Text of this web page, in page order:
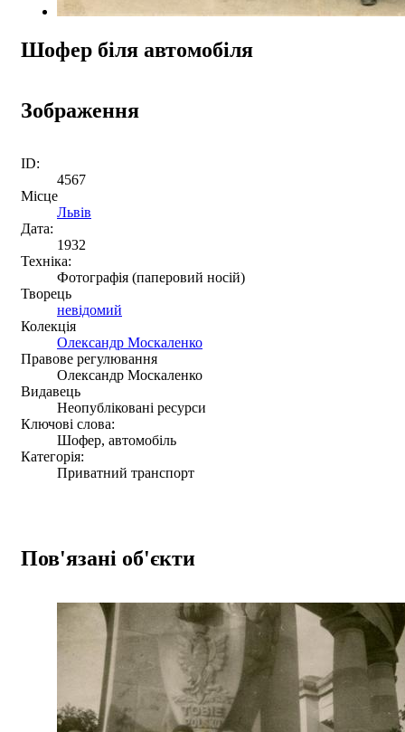
Шофер біля автомобіля
Зображення
ID:
4567
Місце
Львів
Дата:
1932
Техніка:
Фотографія (паперовий носій)
Творець
невідомий
Колекція
Олександр Москаленко
Правове регулювання
Олександр Москаленко
Видавець
Неопубліковані ресурси
Ключові слова:
Шофер, автомобіль
Категорія:
Приватний транспорт
Пов'язані об'єкти